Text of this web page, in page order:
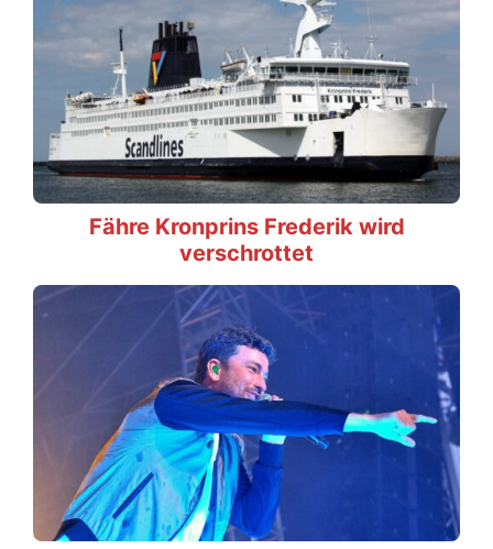
Fähre Kronprins Frederik wird
verschrottet